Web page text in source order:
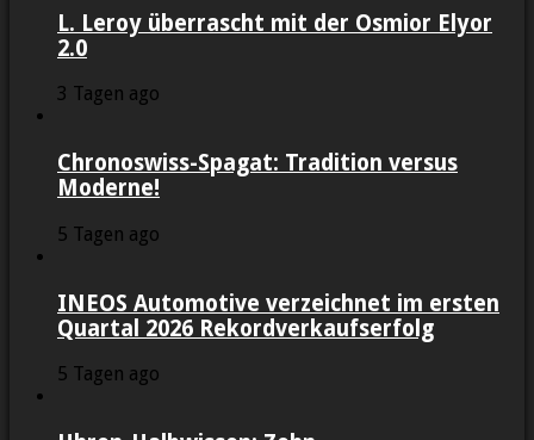
L. Leroy überrascht mit der Osmior Elyor
2.0
3 Tagen ago
Chronoswiss-Spagat: Tradition versus
Moderne!
5 Tagen ago
INEOS Automotive verzeichnet im ersten
Quartal 2026 Rekordverkaufserfolg
5 Tagen ago